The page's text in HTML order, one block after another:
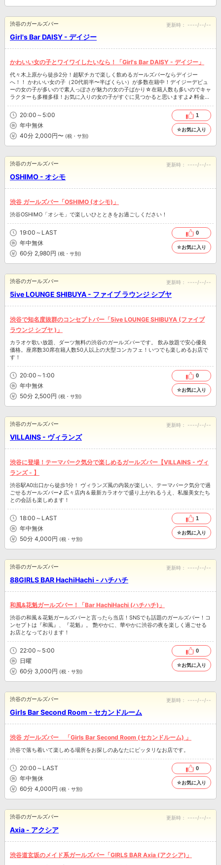
Girl's Bar DAISY - デイジー
渋谷のガールズバー 更新時： ----/--/--
かわいい女の子とワイワイしたいなら！「Girl's Bar DAISY - デイジー」
代々木上原から徒歩2分！超駅チカで楽しく飲めるガールズバーならデイジー
へ！！ かわいい女の子（20代前半〜半ばくらい）が多数在籍中！デイジーデビュ
ーの女の子が多いので素人っぽさが魅力の女の子ばかり☆在籍人数も多いのでキャ
ラクターも多種多様！お気に入りの女の子がすぐに見つかると思いますよ♪ 料金も
ビール込み飲み放題で2,000円と超リーズナブルなので何時間楽しんでもお財布に
も優しい◎キャバキャバクーポンを使うと更にお得に飲めちゃいます！！
20:00～5:00
年中無休
40分 2,000円〜 (税・サ別)
1
☆お気に入り
OSHIMO - オシモ
渋谷のガールズバー 更新時： ----/--/--
渋谷 ガールズバー「OSHIMO (オシモ)」
渋谷OSHIMO「オシモ」で楽しいひとときをお過ごしください！
19:00～LAST
年中無休
60分 2,980円 (税・サ別)
0
☆お気に入り
5ive LOUNGE SHIBUYA - ファイブ ラウンジ シブヤ
渋谷のガールズバー 更新時： ----/--/--
渋谷で知名度抜群のコンセプトバー「5ive LOUNGE SHIBUYA (ファイブ
ラウンジ シブヤ )」
カラオケ歌い放題、ダーツ無料の渋谷のガールズバーです。 飲み放題で安心優良
価格。座席数30席在籍人数50人以上の大型コンカフェ！いつでも楽しめるお店で
す！
20:00～1:00
年中無休
50分 2,500円 (税・サ別)
0
☆お気に入り
VILLAINS - ヴィランズ
渋谷のガールズバー 更新時： ----/--/--
渋谷に登場！テーマパーク気分で楽しめるガールズバー【VILLAINS - ヴィ
ランズ - 】
渋谷駅A0出口から徒歩1分！ ヴィランズ風の内装が楽しい、テーマパーク気分で過
ごせるガールズバー♪ 広々店内＆最新カラオケで盛り上がれるうえ、私服美女たち
との会話も楽しめます！
18:00～LAST
年中無休
50分 4,000円 (税・サ別)
1
☆お気に入り
88GIRLS BAR HachiHachi - ハチハチ
渋谷のガールズバー 更新時： ----/--/--
和風&花魁ガールズバー！「Bar HachiHachi (ハチハチ)」
渋谷の和風＆花魁ガールズバーと言ったら当店！SNSでも話題のガールズバー！コ
ンセプトは『和風』、『花魁』。 艶やかに、華やかに渋谷の夜を楽しく過ごせる
お店となっております！
22:00～5:00
日曜
60分 3,000円 (税・サ別)
0
☆お気に入り
Girls Bar Second Room - セカンドルーム
渋谷のガールズバー 更新時： ----/--/--
渋谷 ガールズバー 「Girls Bar Second Room (セカンドルーム) 」
渋谷で落ち着いて楽しめる場所をお探しのあなたにピッタリなお店です。
20:00～LAST
年中無休
60分 4,000円 (税・サ別)
0
☆お気に入り
Axia - アクシア
渋谷のガールズバー 更新時： ----/--/--
渋谷道玄坂のメイド系ガールズバー「GIRLS BAR Axia (アクシア)」